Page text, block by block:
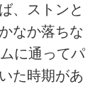
、ストンと
なか落ちな
に通ってパ
た時期があ